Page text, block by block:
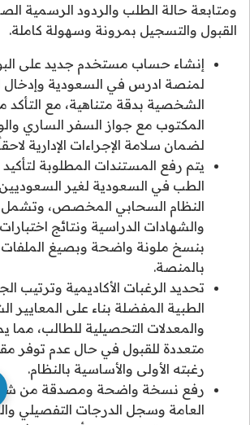
ومتابعة حالة الطلب والردود الرسمية
القبول والتسجيل بمرونة وسهولة كاملة.
إنشاء حساب مستخدم جديد على
لمنصة ادرس في السعودية وإدخال
الشخصية بدقة متناهية، مع التأكد
المكتوب مع جواز السفر الساري
لضمان سلامة الإجراءات الإدارية
يتم رفع المستندات المطلوبة
الطب في السعودية لغير
النظام السحابي المخصص،
والشهادات الدراسية ونتائج
بنسخ ملونة واضحة وبصيغ الملفات
بالمنصة.
تحديد الرغبات الأكاديمية وترتيب
الطبية المفضلة بناء على المعايير
والمعدلات التحصيلية للطالب، مما
متعددة للقبول في حال عدم توفر
رغبته الأولى والأساسية بالنظام.
رفع نسخة واضحة ومصدقة من
العامة وسجل الدرجات التفصيلي